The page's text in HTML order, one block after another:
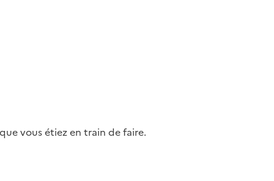
vous étiez en train de faire.